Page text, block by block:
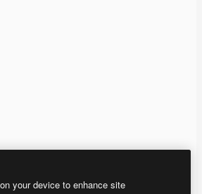
World,Cinematic,Peaceful ,Hopeful
Premium
Premium
your device to enhance site